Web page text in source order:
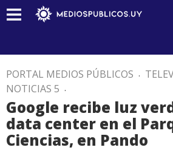
PORTAL MEDIOS PÚBLICOS .
NOTICIAS 5 .
Google recibe luz
data center en el
Ciencias, en Pando